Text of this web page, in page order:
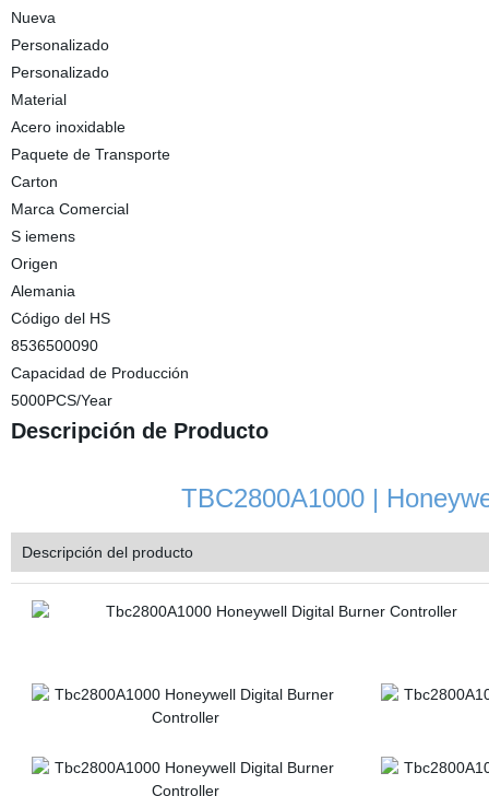
Nueva
Personalizado
Personalizado
Material
Acero inoxidable
Paquete de Transporte
Carton
Marca Comercial
S iemens
Origen
Alemania
Código del HS
8536500090
Capacidad de Producción
5000PCS/Year
Descripción de Producto
TBC2800A1000 |
Descripción del producto